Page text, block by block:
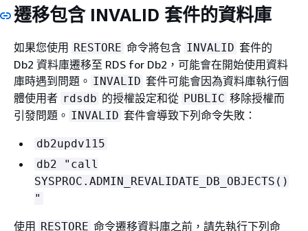
遷移包含 INVALID 套件的資料庫
如果您使用 RESTORE 命令將包含 INVALID 套件的
Db2 資料庫遷移至 RDS for Db2，可能會在開始使用資料
庫時遇到問題。 INVALID 套件可能會因為資料庫執行個
體使用者 rdsdb 的授權設定和從 PUBLIC 移除授權而
引發問題。 INVALID 套件會導致下列命令失敗：
db2updv115
db2 "call
SYSPROC.ADMIN_REVALIDATE_DB_OBJECTS()
"
使用 RESTORE 命令遷移資料庫之前，請先執行下列命